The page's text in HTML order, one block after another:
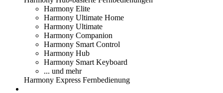
Harmony Elite
Harmony Ultimate Home
Harmony Ultimate
Harmony Companion
Harmony Smart Control
Harmony Hub
Harmony Smart Keyboard
... und mehr
Harmony Express Fernbedienung